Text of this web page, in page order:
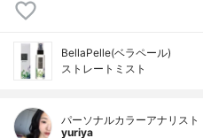
BellaPelle(ベラペール)
ストレートミスト
パーソナルカラーアナリスト
yuriya